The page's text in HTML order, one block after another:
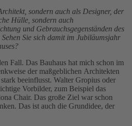
sondern auch als Designer, der
Hülle, sondern auch
und Gebrauchsgegenständen des
Sie sich damit im Jubiläumsjahr
Fall. Das Bauhaus hat mich schon im
der maßgeblichen Architekten
beeinflusst. Walter Gropius oder
Vorbilder, zum Beispiel das
Chair. Das große Ziel war schon
Das ist auch die Grundidee, der